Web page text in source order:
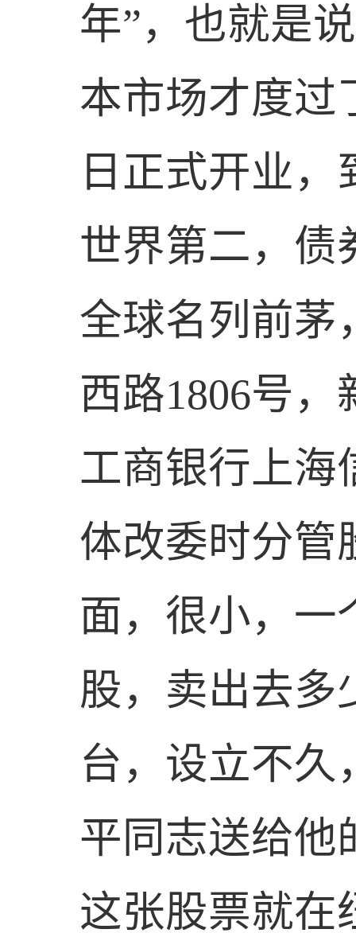
年”，也就是说
本市场才度过
日正式开业，
世界第二，债
全球名列前茅
西路1806号，
工商银行上海
体改委时分管
面，很小，一
股，卖出去多
台，设立不久
平同志送给他
这张股票就在